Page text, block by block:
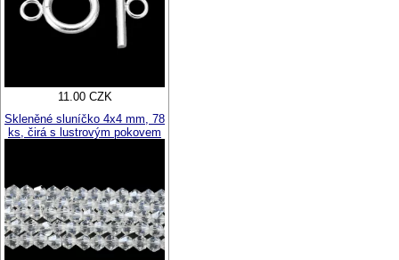
11.00 CZK
Skleněné sluníčko 4x4 mm, 78
ks, čirá s lustrovým pokovem